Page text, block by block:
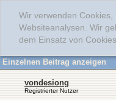
Wir verwenden
Websiteanalysen. Wir
dem Einsatz von
Einzelnen Beitrag anzeigen
vondesiong
Registrierter Nutzer